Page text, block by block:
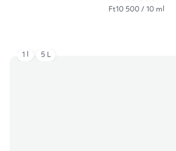
Egységár:
Ft10 500 / 10 ml
1 l 5 L